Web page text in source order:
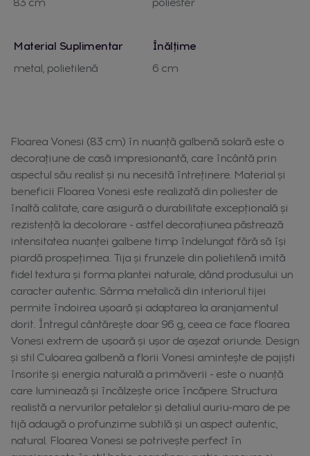
Material Suplimentar
metal, polietilenă
Înălțime
6 cm
Floarea Vonesi (83 cm) în nuanță galbenă solară este o
decorațiune de casă impresionantă, care încântă prin
aspectul său realist și nu necesită întreținere. Material și
beneficii Floarea Vonesi este realizată din poliester de
înaltă calitate, care asigură o durabilitate excepțională și
rezistență la decolorare - astfel decorațiunea păstrează
intensitatea nuanței galbene timp îndelungat fără să își
piardă prospețimea. Tija și frunzele din polietilenă imită
fidel textura și forma plantei naturale, dând produsului un
caracter autentic. Sârma metalică din interiorul tijei
permite îndoirea ușoară și adaptarea la aranjamentul
dorit. Întregul cântărește doar 96 g, ceea ce face floarea
Vonesi extrem de ușoară și ușor de așezat oriunde. Design
și stil Culoarea galbenă a florii Vonesi amintește de pajiști
însorite și energia naturală a primăverii - este o nuanță
care luminează și încălzește orice încăpere. Structura
realistă a nervurilor petalelor și detaliul auriu-maro de pe
tijă adaugă o profunzime subtilă și un aspect autentic,
natural. Floarea Vonesi se potrivește perfect în